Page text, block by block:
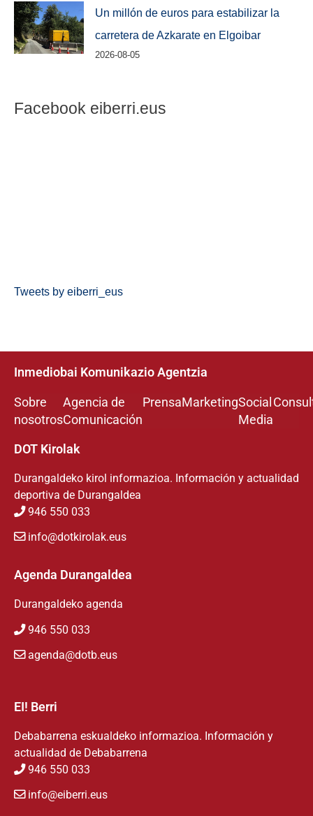
Un millón de euros para estabilizar la
carretera de Azkarate en Elgoibar
2026-08-05
Facebook eiberri.eus
Tweets by eiberri_eus
Inmediobai Komunikazio Agentzia
Sobre
nosotros
Agencia de
Comunicación
PrensaMarketingSocial
Media
DOT Kirolak
Durangaldeko kirol informazioa. Información y actualidad
deportiva de Durangaldea
946 550 033
info@dotkirolak.eus
Agenda Durangaldea
Durangaldeko agenda
946 550 033
agenda@dotb.eus
EI! Berri
Debabarrena eskualdeko informazioa. Información y
actualidad de Debabarrena
946 550 033
info@eiberri.eus